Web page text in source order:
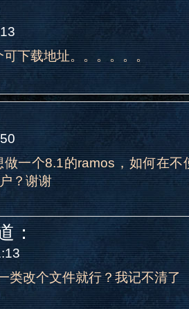
下载地址。。。。。。
做一个8.1的ramos，如何在
？谢谢
：
类改个文件就行？我记不清了